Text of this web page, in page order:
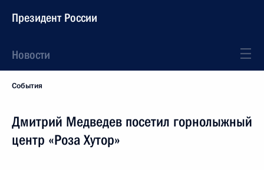
Президент России
Новости
События
Дмитрий Медведев посетил горнолыжный
центр «Роза Хутор»